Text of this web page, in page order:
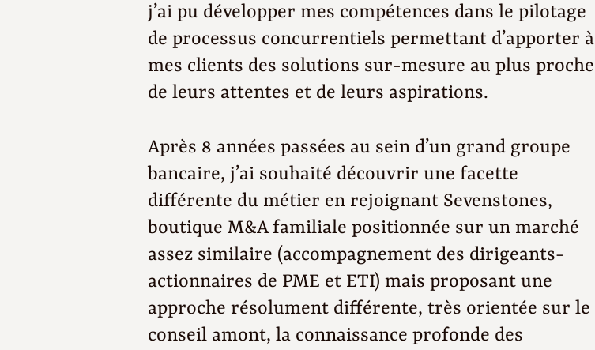
j’ai pu développer mes compétences dans le pilotage
de processus concurrentiels permettant d’apporter à
mes clients des solutions sur-mesure au plus proche
de leurs attentes et de leurs aspirations.
Après 8 années passées au sein d’un grand groupe
bancaire, j’ai souhaité découvrir une facette
différente du métier en rejoignant Sevenstones,
boutique M&A familiale positionnée sur un marché
assez similaire (accompagnement des dirigeants-
actionnaires de PME et ETI) mais proposant une
approche résolument différente, très orientée sur le
conseil amont, la connaissance profonde des